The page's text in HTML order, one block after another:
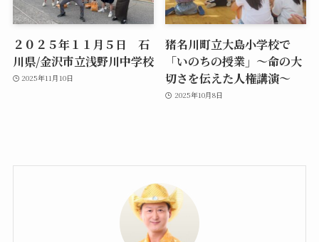
２０２５年１１月５日 石
川県/金沢市立浅野川中学校
2025年11月10日
猪名川町立大島小学校で
「いのちの授業」～命の大
切さを伝えた人権講演～
2025年10月8日